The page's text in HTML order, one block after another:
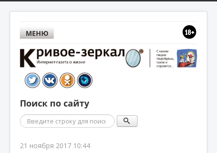
МЕНЮ
Поиск по сайту
Поиск
21 ноября 2017 10:44